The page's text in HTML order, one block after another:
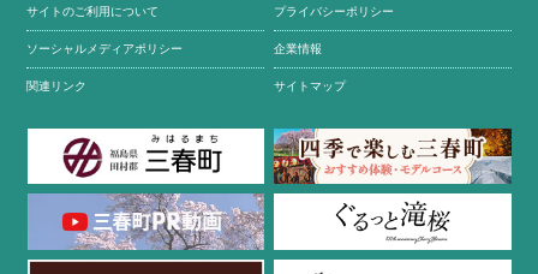
サイトのご利用について プライバシーポリシー
ソーシャルメディアポリシー 企業情報
関連リンク サイトマップ